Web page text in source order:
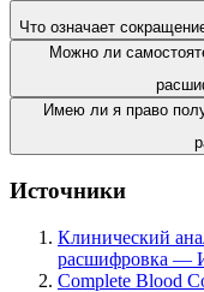
Что означает
Можно ли
Имею ли я право
Источники
Клинический
расшифровка —
Complete Blood